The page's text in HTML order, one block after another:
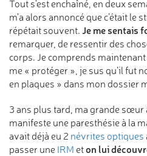
Tout s’est enchaîné, en deux
m’a alors annoncé que c’était le
répétait souvent. Je me sentais
remarquer, de ressentir des
corps. Je comprends
me « protéger », je sus qu’il fut
en plaques » dans mon dossier
3 ans plus tard, ma grande sœur
manifeste une paresthésie à la
avait déjà eu 2 névrites optiques
passer une IRM eton lui